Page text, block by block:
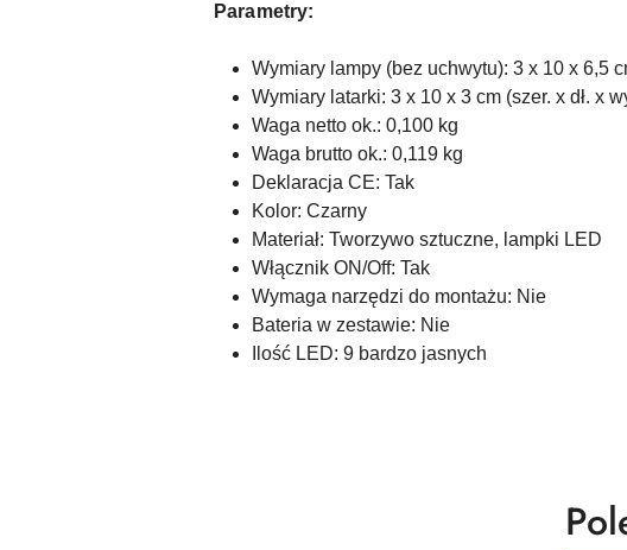
Parametry:
Wymiary lampy (bez uchwytu): 3 x 10 x 6,5
Wymiary latarki: 3 x 10 x 3 cm (szer. x dł. x
Waga netto ok.: 0,100 kg
Waga brutto ok.: 0,119 kg
Deklaracja CE: Tak
Kolor: Czarny
Materiał: Tworzywo sztuczne, lampki LED
Włącznik ON/Off: Tak
Wymaga narzędzi do montażu: Nie
Bateria w zestawie: Nie
Ilość LED: 9 bardzo jasnych